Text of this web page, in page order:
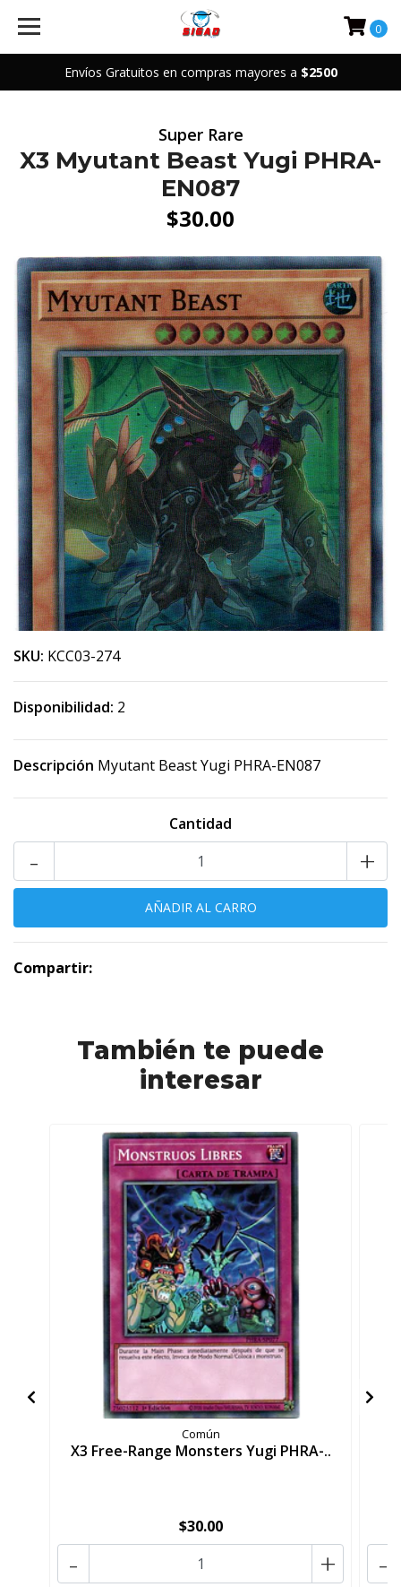
Envíos Gratuitos en compras mayores a $2500
0
Super Rare
X3 Myutant Beast Yugi PHRA-
EN087
$30.00
SKU: KCC03-274
Disponibilidad: 2
Descripción Myutant Beast Yugi PHRA-EN087
Cantidad
+
-
Compartir:
También te puede
interesar
Común
X3 Free-Range Monsters Yugi PHRA-..
$30.00
+
- -